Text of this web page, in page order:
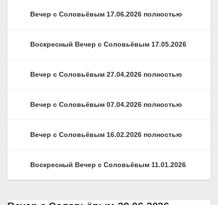
Вечер с Соловьёвым 17.06.2026 полностью
Воскресный Вечер с Соловьёвым 17.05.2026
Вечер с Соловьёвым 27.04.2026 полностью
Вечер с Соловьёвым 07.04.2026 полностью
Вечер с Соловьёвым 16.02.2026 полностью
Воскресный Вечер с Соловьёвым 11.01.2026